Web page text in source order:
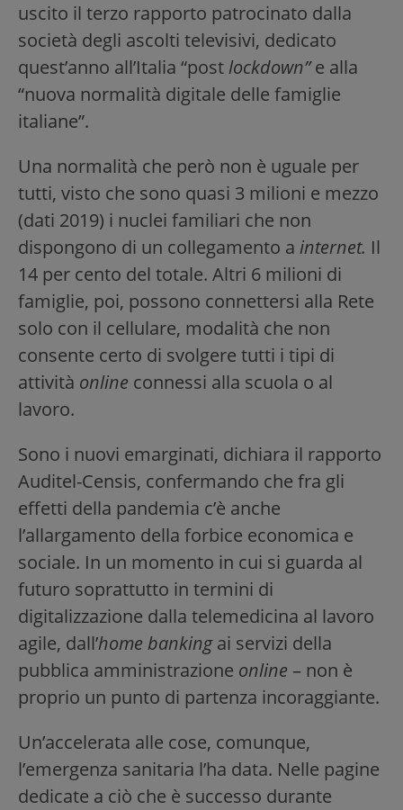
uscito il terzo rapporto patrocinato dalla
società degli ascolti televisivi, dedicato
quest’anno all’Italia “postlockdown”e alla
“nuova normalità digitale delle famiglie
italiane”.
Una normalità che però non è uguale per
tutti, visto che sono quasi 3 milioni e mezzo
(dati 2019) i nuclei familiari che non
dispongono di un collegamento a internet. Il
14 per cento del totale. Altri 6 milioni di
famiglie, poi, possono connettersi alla Rete
solo con il cellulare, modalità che non
consente certo di svolgere tutti i tipi di
attività online connessi alla scuola o al
lavoro.
Sono i nuovi emarginati, dichiara il rapporto
Auditel-Censis, confermando che fra gli
effetti della pandemia c’è anche
l’allargamento della forbice economica e
sociale. In un momento in cui si guarda al
futuro soprattutto in termini di
digitalizzazione dalla telemedicina al lavoro
agile, dall’home bankingai servizi della
pubblica amministrazione online – non è
proprio un punto di partenza incoraggiante.
Un’accelerata alle cose, comunque,
l’emergenza sanitaria l’ha data. Nelle pagine
dedicate a ciò che è successo durante